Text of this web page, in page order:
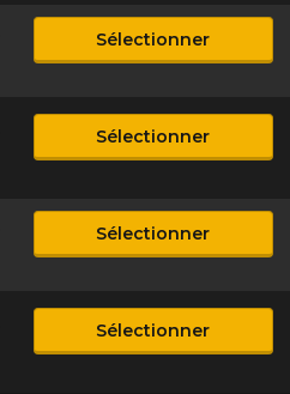
Sélectionner
Sélectionner
Sélectionner
Sélectionner